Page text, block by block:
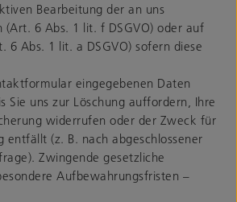
Bearbeitung der an uns
6 Abs. 1 lit. f DSGVO) oder auf
6 Abs. 1 lit. a DSGVO) sofern diese
eingegebenen Daten
Sie uns zur Löschung auffordern, Ihre
widerrufen oder der Zweck für
entfällt (z. B. nach abgeschlossener
Zwingende gesetzliche
Aufbewahrungsfristen –